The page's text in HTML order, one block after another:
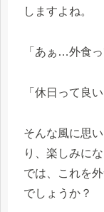
しますよね。
「あぁ…外食っ
「休日って良い
そんな風に思
り、楽しみにな
では、これを
でしょうか？